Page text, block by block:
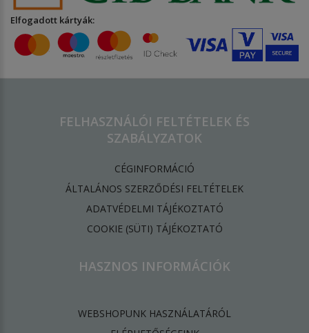
Elfogadott kártyák:
FELHASZNÁLÓI FELTÉTELEK ÉS
SZABÁLYZATOK
CÉGINFORMÁCIÓ
ÁLTALÁNOS SZERZŐDÉSI FELTÉTELEK
ADATVÉDELMI TÁJÉKOZTATÓ
​COOKIE (SÜTI) TÁJÉKOZTATÓ
HASZNOS INFORMÁCIÓK
WEBSHOPUNK HASZNÁLATÁRÓL